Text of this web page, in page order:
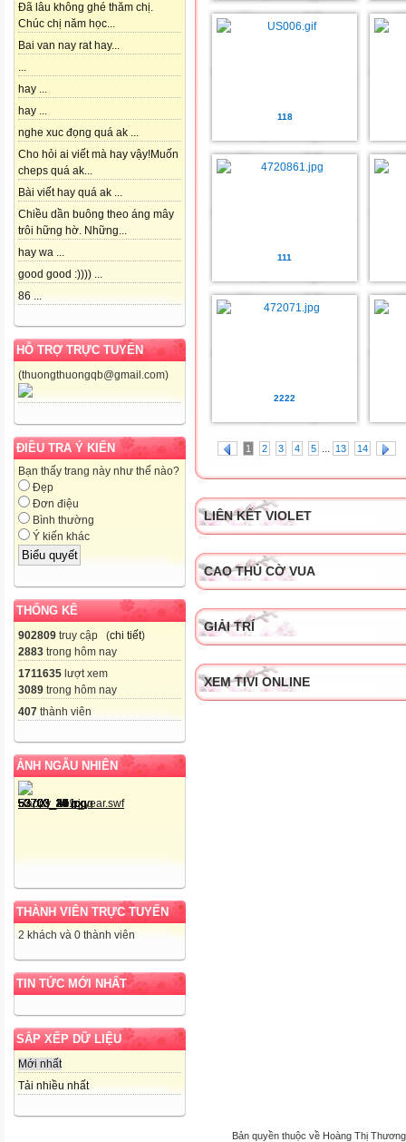
Đã lâu không ghé thăm chị.
Chúc chị năm học...
Bai van nay rat hay...
...
hay ...
hay ...
nghe xuc đọng quá ak ...
Cho hỏi ai viết mà hay vậy!Muốn
cheps quá ak...
Bài viết hay quá ak ...
Chiều dần buông theo áng mây
trôi hững hờ. Những...
hay wa ...
good good :)))) ...
86 ...
HỖ TRỢ TRỰC TUYẾN
(thuongthuongqb@gmail.com)
ĐIỀU TRA Ý KIẾN
Bạn thấy trang này như thế nào?
Đẹp
Đơn điệu
Bình thường
Ý kiến khác
THỐNG KÊ
902809 truy cập (chi tiết)
2883 trong hôm nay
1711635 lượt xem
3089 trong hôm nay
407 thành viên
ẢNH NGẪU NHIÊN
THÀNH VIÊN TRỰC TUYẾN
2 khách và 0 thành viên
TIN TỨC MỚI NHẤT
SẮP XẾP DỮ LIỆU
Mới nhất
Tải nhiều nhất
118
111
2222
1 2 3 4 5 ... 13 14
LIÊN KẾT VIOLET
CAO THỦ CỜ VUA
GIẢI TRÍ
XEM TIVI ONLINE
Bản quyền thuộc về Hoàng Thị